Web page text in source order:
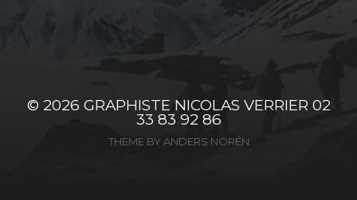
© 2026 GRAPHISTE NICOLAS VERRIER 02
33 83 92 86
THEME BY ANDERS NORÉN